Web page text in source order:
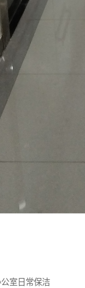
室日常保洁